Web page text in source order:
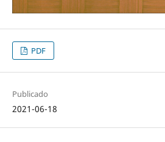
PDF
Publicado
2021-06-18